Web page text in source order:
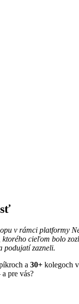
v rámci platformy
cieľom bolo
podujatí zazneli.
a30+ kolegoch
pre vás?